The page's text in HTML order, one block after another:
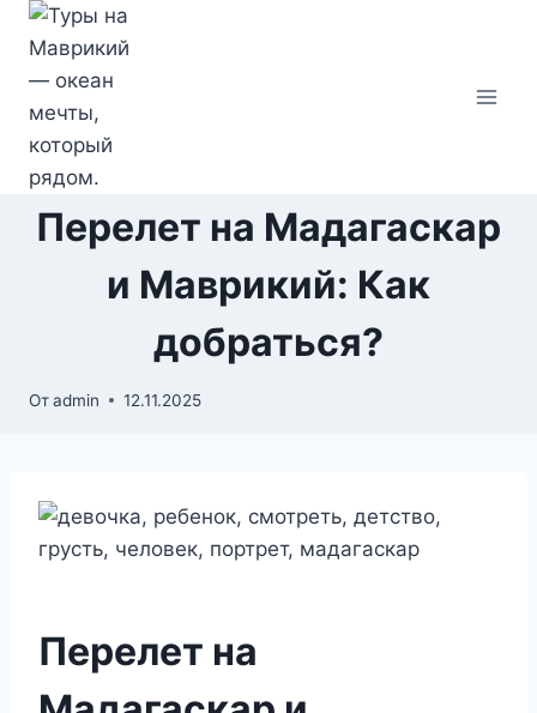
Перейти
содержимому
Перелет на Мадагаскар
и Маврикий: Как
добраться?
Отadmin 12.11.2025
Перелет на